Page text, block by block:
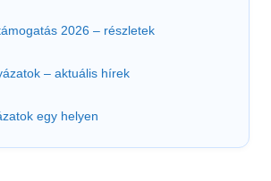
2026 – részletek
– aktuális hírek
egy helyen